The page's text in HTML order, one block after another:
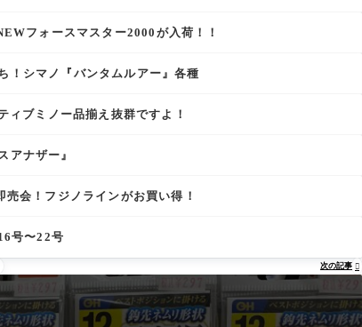
フォースマスター2000が入荷！！
！シマノ『バンタムルアー』各種
ィブミノー品揃え抜群ですよ！
アナザー』
会！フジノラインがお買い得！
号〜22号
次の記事 